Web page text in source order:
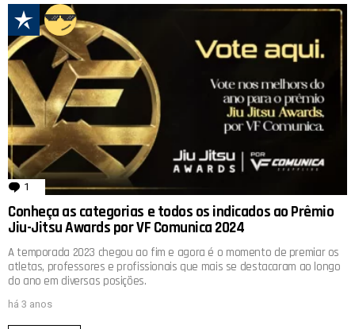
1 comentário
Conheça as categorias e todos os indicados ao Prêmio
Jiu-Jitsu Awards por VF Comunica 2024
A temporada 2023 chegou ao fim e agora é o momento de premiar os
atletas, professores e profissionais que mais se destacaram ao longo
do ano em diversas posições.
há 3 anos